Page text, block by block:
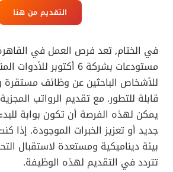
التقديم من هنا
في الختام, تعد فرص العمل في
مستودعات بشركة 6 أكتوبر
للأشخاص الباحثين عن وظائف مستقرة
قابلة للتطور. مع تقديم الرواتب المجزية
يمكن لهذه الفرصة أن تكون بوابة
جديد أو تعزيز الخبرات الموجودة. إذا
بيئة ديناميكية ومستعدة لاستقبال
تتردد في التقديم لهذه الوظيفة.